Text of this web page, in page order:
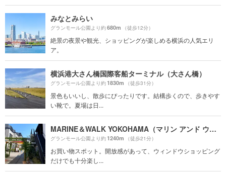
みなとみらい
グランモール公園より約680m （徒歩12分）
絶景の夜景や観光、ショッピングが楽しめる横浜の人気エリ
ア。
横浜港大さん橋国際客船ターミナル（大さん橋）
グランモール公園より約1830m （徒歩31分）
景色もいいし、散歩にぴったりです。結構歩くので、歩きやす
い靴で。夏場は日...
MARINE＆WALK YOKOHAMA（マリン アンド ウォーク ヨコハマ）
グランモール公園より約1240m （徒歩21分）
お買い物スポット。開放感があって、ウィンドウショッピング
だけでも十分楽し...